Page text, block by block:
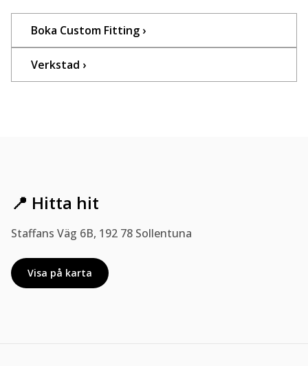
Boka Custom Fitting ›
Verkstad ›
📍 Hitta hit
Staffans Väg 6B, 192 78 Sollentuna
Visa på karta